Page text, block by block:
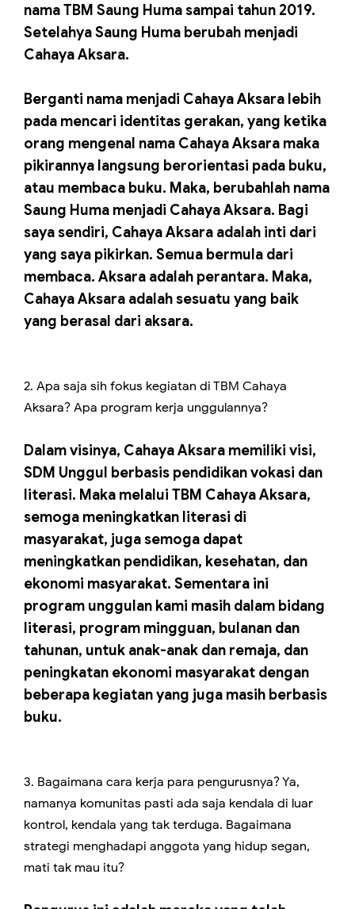
nama TBM Saung Huma sampai tahun 2019.
Setelahya Saung Huma berubah menjadi
Cahaya Aksara.
Berganti nama menjadi Cahaya Aksara lebih
pada mencari identitas gerakan, yang ketika
orang mengenal nama Cahaya Aksara maka
pikirannya langsung berorientasi pada buku,
atau membaca buku. Maka, berubahlah nama
Saung Huma menjadi Cahaya Aksara. Bagi
saya sendiri, Cahaya Aksara adalah inti dari
yang saya pikirkan. Semua bermula dari
membaca. Aksara adalah perantara. Maka,
Cahaya Aksara adalah sesuatu yang baik
yang berasal dari aksara.
2. Apa saja sih fokus kegiatan di TBM Cahaya
Aksara? Apa program kerja unggulannya?
Dalam visinya, Cahaya Aksara memiliki visi,
SDM Unggul berbasis pendidikan vokasi dan
literasi. Maka melalui TBM Cahaya Aksara,
semoga meningkatkan literasi di
masyarakat, juga semoga dapat
meningkatkan pendidikan, kesehatan, dan
ekonomi masyarakat. Sementara ini
program unggulan kami masih dalam bidang
literasi, program mingguan, bulanan dan
tahunan, untuk anak-anak dan remaja, dan
peningkatan ekonomi masyarakat dengan
beberapa kegiatan yang juga masih berbasis
buku.
3. Bagaimana cara kerja para pengurusnya? Ya,
namanya komunitas pasti ada saja kendala di luar
kontrol, kendala yang tak terduga. Bagaimana
strategi menghadapi anggota yang hidup segan,
mati tak mau itu?